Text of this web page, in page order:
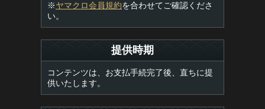
※ヤマクロ会員規約を合わせてご確認くださ
い。
提供時期
コンテンツは、お支払手続完了後、直ちに提
供いたします。